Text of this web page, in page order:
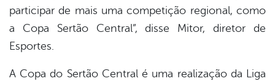
participar de mais uma competição regional, como
a Copa Sertão Central”, disse Mitor, diretor de
Esportes.
A Copa do Sertão Central é uma realização da Liga